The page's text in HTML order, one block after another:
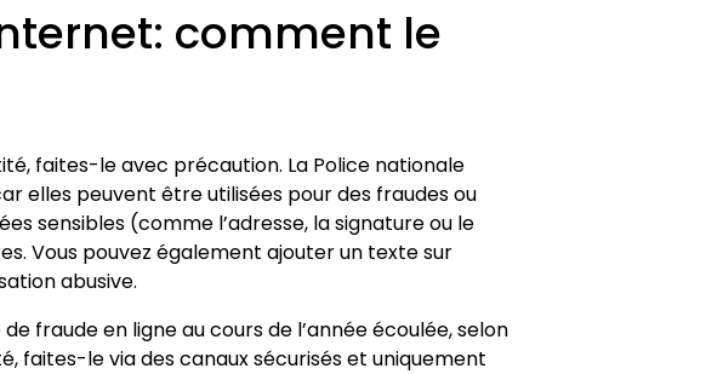
comment le
faites-le avec précaution. La Police nationale
elles peuvent être utilisées pour des fraudes ou
sensibles (comme l’adresse, la signature ou le
Vous pouvez également ajouter un texte sur
abusive.
fraude en ligne au cours de l’année écoulée, selon
faites-le via des canaux sécurisés et uniquement